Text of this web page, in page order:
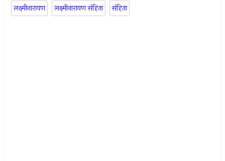
लक्ष्मीनारायण
लक्ष्मीनारायण संहिता संहिता